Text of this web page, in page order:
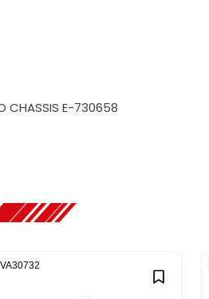
CHASSIS E-730658
VA30732